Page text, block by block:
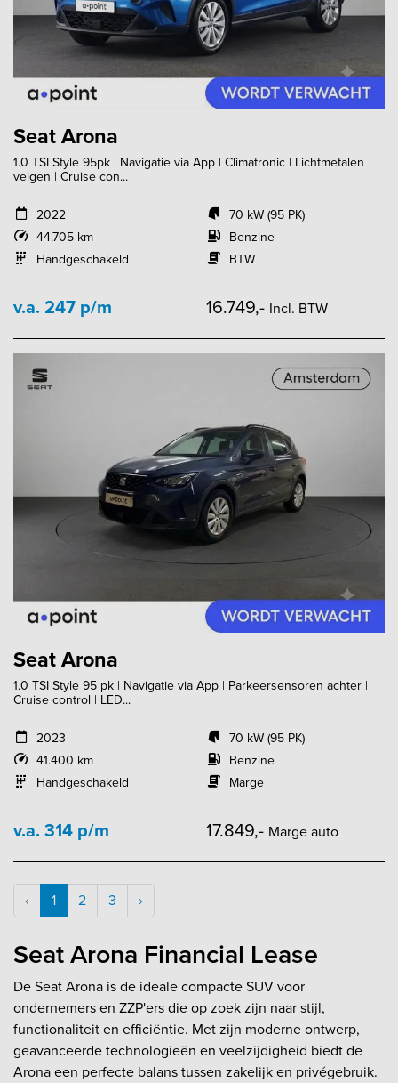
Seat Arona
1.0 TSI Style 95pk | Navigatie via App | Climatronic | Lichtmetalen
velgen | Cruise con...
2022
44.705 km
Handgeschakeld
70 kW (95 PK)
Benzine
BTW
v.a. 247 p/m 16.749,- Incl. BTW
Seat Arona
1.0 TSI Style 95 pk | Navigatie via App | Parkeersensoren achter |
Cruise control | LED...
2023
41.400 km
Handgeschakeld
70 kW (95 PK)
Benzine
Marge
v.a. 314 p/m 17.849,- Marge auto
‹ 1 2 3 ›
Seat Arona Financial Lease
De Seat Arona is de ideale compacte SUV voor
ondernemers en ZZP'ers die op zoek zijn naar stijl,
functionaliteit en efficiëntie. Met zijn moderne ontwerp,
geavanceerde technologieën en veelzijdigheid biedt de
Arona een perfecte balans tussen zakelijk en privégebruik.